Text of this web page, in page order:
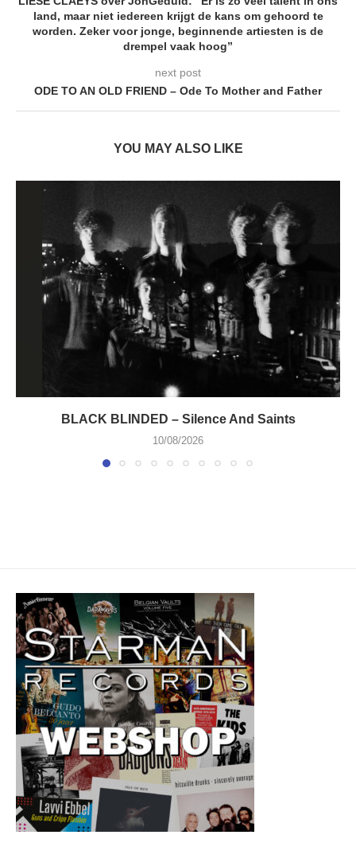
land, maar niet iedereen krijgt de kans om gehoord te
worden. Zeker voor jonge, beginnende artiesten is de
drempel vaak hoog”
next post
ODE TO AN OLD FRIEND – Ode To Mother and Father
YOU MAY ALSO LIKE
BLACK BLINDED – Silence And Saints
10/08/2026